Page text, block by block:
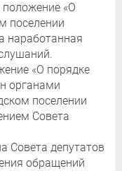
«О
поселении
наработанная
«О порядке
органами
поселении
Совета
Совета депутатов
обращений